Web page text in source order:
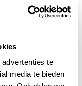
te
media te bieden
Letland volop
Europa